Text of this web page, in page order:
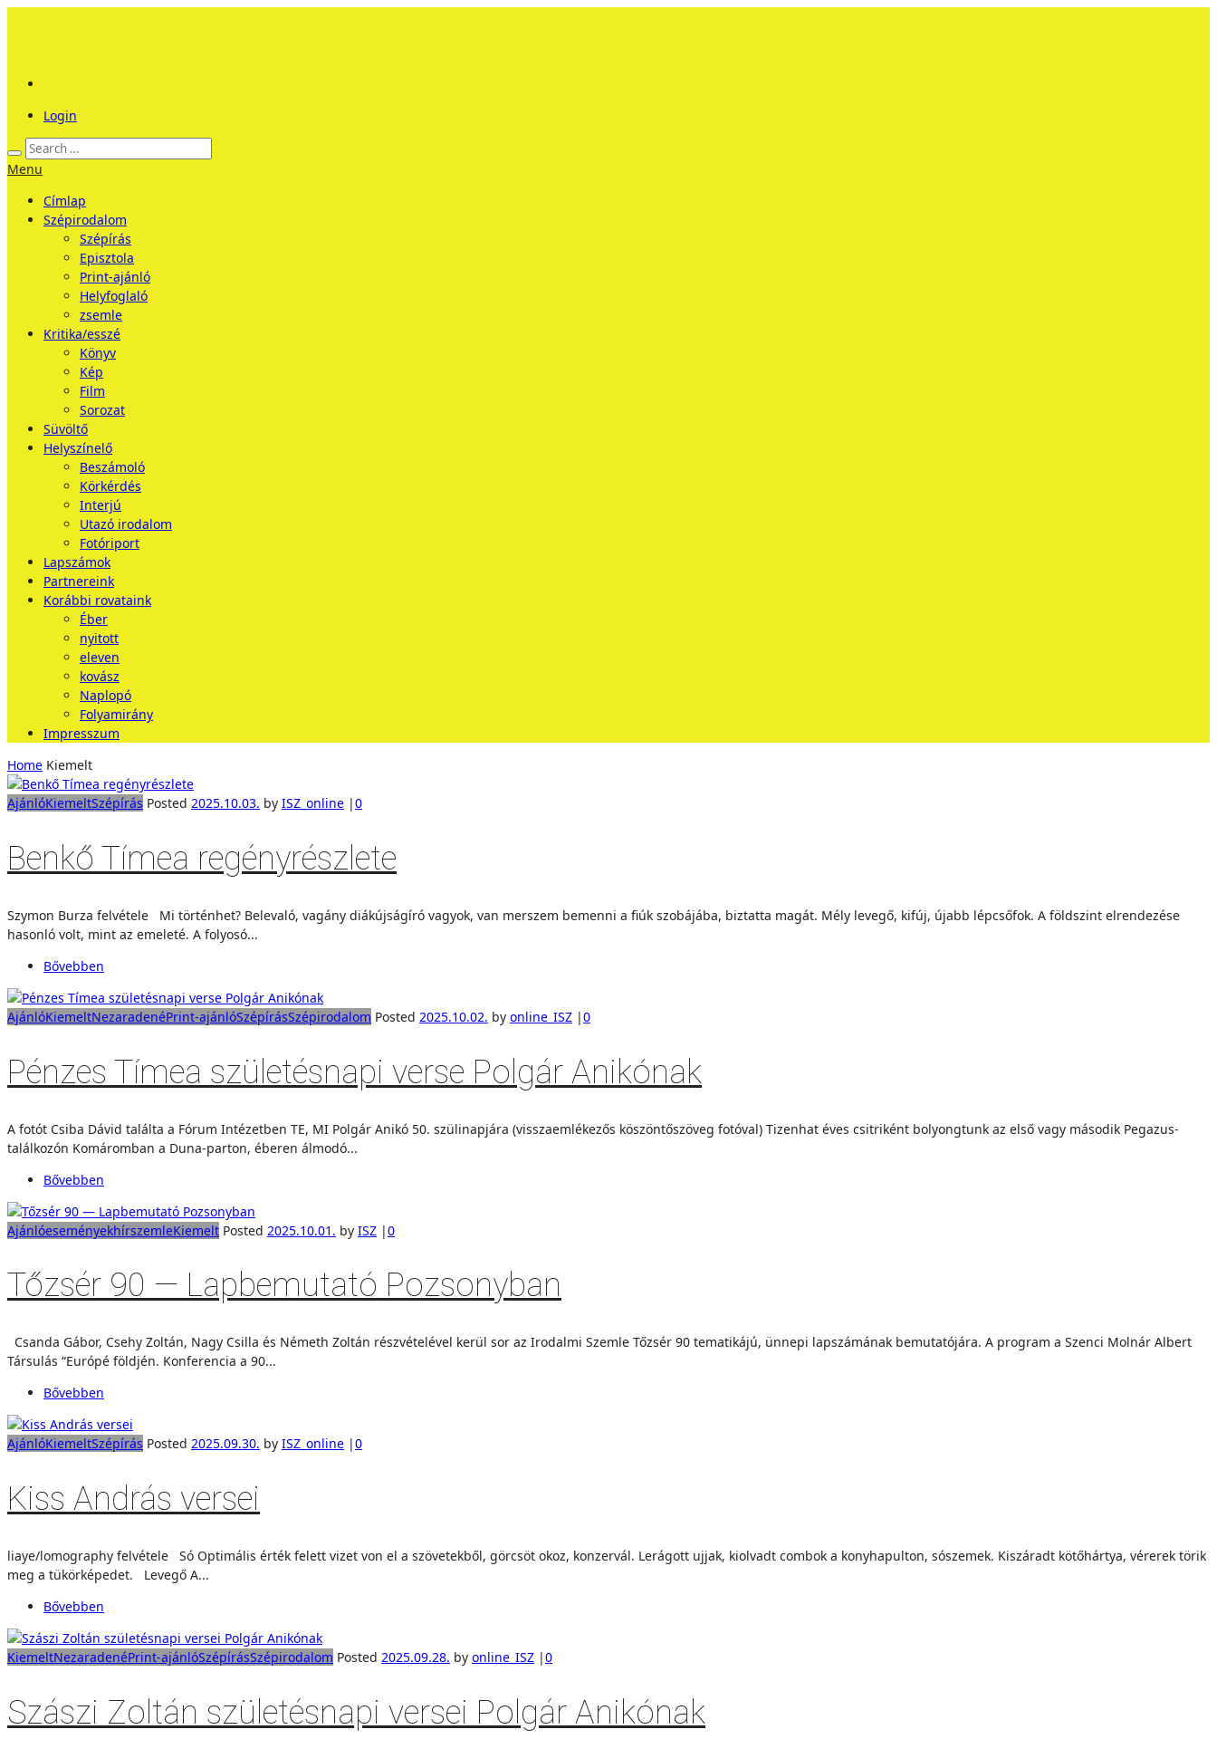
Login
Menu
Címlap
Szépirodalom
Szépírás
Episztola
Print-ajánló
Helyfoglaló
zsemle
Kritika/esszé
Könyv
Kép
Film
Sorozat
Süvöltő
Helyszínelő
Beszámoló
Körkérdés
Interjú
Utazó irodalom
Fotóriport
Lapszámok
Partnereink
Korábbi rovataink
Éber
nyitott
eleven
kovász
Naplopó
Folyamirány
Impresszum
Home Kiemelt
AjánlóKiemeltSzépírás Posted 2025.10.03. by ISZ_online |0
Benkő Tímea regényrészlete
Szymon Burza felvétele Mi történhet? Belevaló, vagány diákújságíró vagyok, van merszem bemenni a fiúk szobájába, biztatta magát. Mély levegő, kifúj, újabb lépcsőfok. A földszint elrendezése
hasonló volt, mint az emeleté. A folyosó...
Bővebben
AjánlóKiemeltNezaradenéPrint-ajánlóSzépírásSzépirodalom Posted 2025.10.02. by online_ISZ |0
Pénzes Tímea születésnapi verse Polgár Anikónak
A fotót Csiba Dávid találta a Fórum Intézetben TE, MI Polgár Anikó 50. szülinapjára (visszaemlékezős köszöntőszöveg fotóval) Tizenhat éves csitriként bolyongtunk az első vagy második Pegazus-
találkozón Komáromban a Duna-parton, éberen álmodó...
Bővebben
AjánlóeseményekhírszemleKiemelt Posted 2025.10.01. by ISZ |0
Tőzsér 90 — Lapbemutató Pozsonyban
Csanda Gábor, Csehy Zoltán, Nagy Csilla és Németh Zoltán részvételével kerül sor az Irodalmi Szemle Tőzsér 90 tematikájú, ünnepi lapszámának bemutatójára. A program a Szenci Molnár Albert
Társulás “Európé földjén. Konferencia a 90...
Bővebben
AjánlóKiemeltSzépírás Posted 2025.09.30. by ISZ_online |0
Kiss András versei
liaye/lomography felvétele Só Optimális érték felett vizet von el a szövetekből, görcsöt okoz, konzervál. Lerágott ujjak, kiolvadt combok a konyhapulton, sószemek. Kiszáradt kötőhártya, vérerek törik
meg a tükörképedet. Levegő A...
Bővebben
KiemeltNezaradenéPrint-ajánlóSzépírásSzépirodalom Posted 2025.09.28. by online_ISZ |0
Szászi Zoltán születésnapi versei Polgár Anikónak